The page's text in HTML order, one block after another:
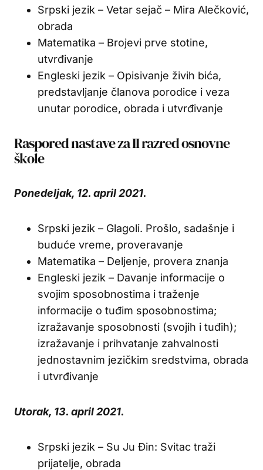
Srpski jezik – Vetar sejač – Mira Alečković,
obrada
Matematika – Brojevi prve stotine,
utvrđivanje
Engleski jezik – Opisivanje živih bića,
predstavljanje članova porodice i veza
unutar porodice, obrada i utvrđivanje
Raspored nastave za II razred osnovne
škole
Ponedeljak, 12. april 2021.
Srpski jezik – Glagoli. Prošlo, sadašnje i
buduće vreme, proveravanje
Matematika – Deljenje, provera znanja
Engleski jezik – Davanje informacije o
svojim sposobnostima i traženje
informacije o tuđim sposobnostima;
izražavanje sposobnosti (svojih i tuđih);
izražavanje i prihvatanje zahvalnosti
jednostavnim jezičkim sredstvima, obrada
i utvrđivanje
Utorak, 13. april 2021.
Srpski jezik – Su Ju Đin: Svitac traži
prijatelje, obrada